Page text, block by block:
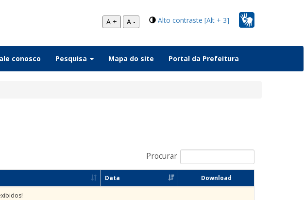
Alto contraste [Alt + 3]
A + A -
conosco Pesquisa Mapa do site Portal da Prefeitura
Procurar
Data Download